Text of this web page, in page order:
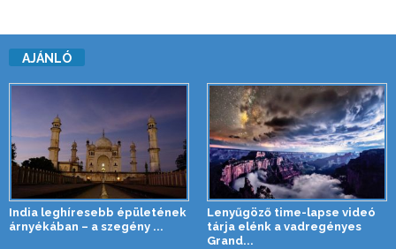
AJÁNLÓ
India leghíresebb épületének
árnyékában – a szegény ...
Lenyűgöző time-lapse videó
tárja elénk a vadregényes
Grand...